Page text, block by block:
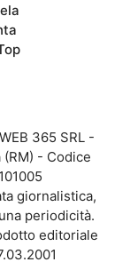
365 SRL -
(RM) - Codice
giornalistica,
periodicità.
editoriale